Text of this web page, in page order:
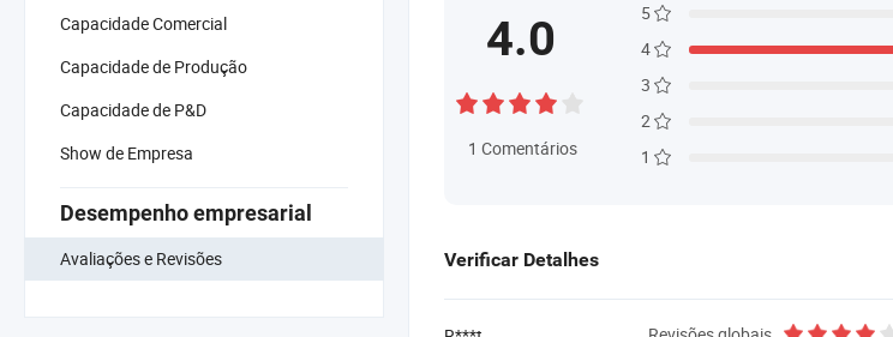
Capacidade Comercial
Capacidade de Produção
Capacidade de P&D
Show de Empresa
Desempenho empresarial
Avaliações e Revisões
4.0
1 Comentários
5
4
3
2
1
Verificar Detalhes